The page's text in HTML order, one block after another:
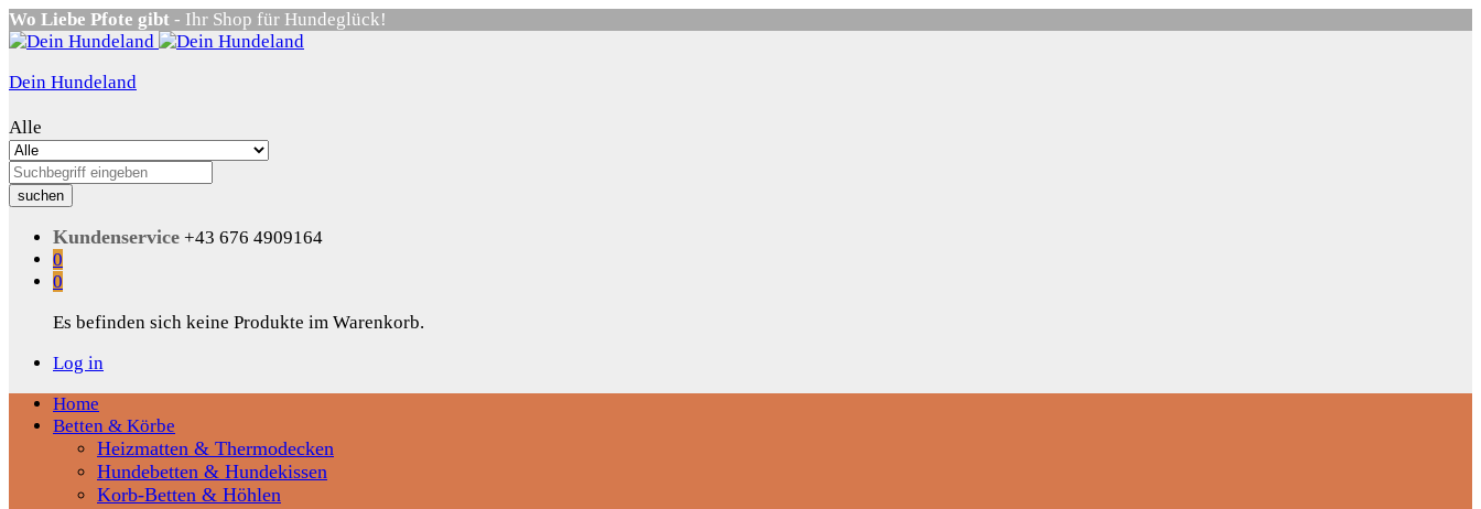
Wo Liebe Pfote gibt - Ihr Shop für Hundeglück!
Dein Hundeland
Alle
suchen
Kundenservice +43 676 4909164
0
0
Es befinden sich keine Produkte im Warenkorb.
Log in
Home
Betten & Körbe
Heizmatten & Thermodecken
Hundebetten & Hundekissen
Korb-Betten & Höhlen